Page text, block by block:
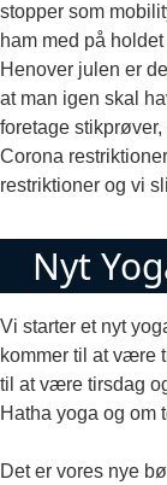
stopper som
ham med på
Henover julen er
at man igen skal
foretage
Corona
restriktioner og vi
Nyt
Vi starter et nyt
kommer til at være
til at være tirsdag
Hatha yoga og om
Det er vores nye